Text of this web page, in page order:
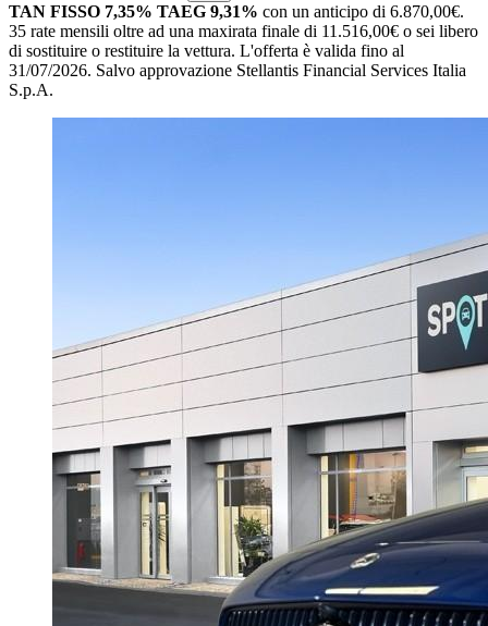
TAN FISSO 7,35% TAEG 9,31% con un anticipo di 6.870,00€.
35 rate mensili oltre ad una maxirata finale di 11.516,00€ o sei libero
di sostituire o restituire la vettura. L'offerta è valida fino al
31/07/2026. Salvo approvazione Stellantis Financial Services Italia
S.p.A.